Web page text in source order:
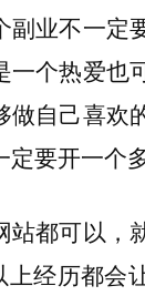
副业不一定
一个热爱也
做自己喜欢
要开一个
站都可以，
上经历都会